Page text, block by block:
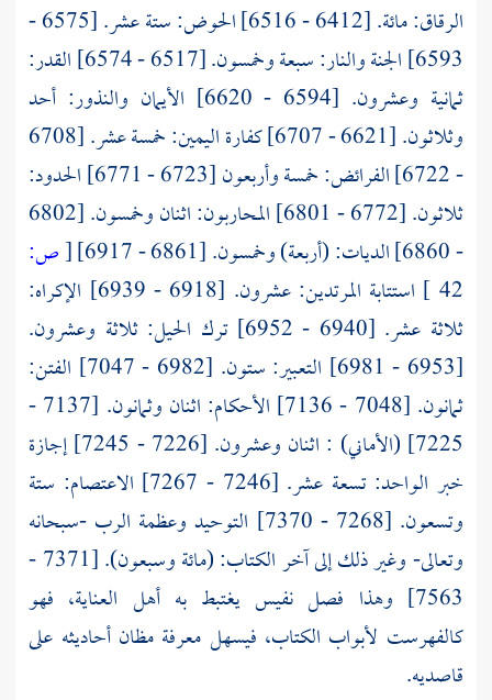
الرقاق: مائة. [6412 - 6516] الحوض: ستة عشر. [6575 -
6593] الجنة والنار: سبعة وخمسون. [6517 - 6574] القدر:
ثمانية وعشرون. [6594 - 6620] الأيمان والنذور: أحد
وثلاثون. [6621 - 6707] كفارة اليمين: خمسة عشر. [6708
- 6722] الفرائض: خمسة وأربعون [6723 - 6771] الحدود:
ثلاثون. [6772 - 6801] المحاربون: اثنان وخمسون. [6802
- 6860] الديات: (أربعة) وخمسون. [6861 - 6917]
[ص:
42 ]
استتابة المرتدين: عشرون. [6918 - 6939] الإكراه:
ثلاثة عشر. [6940 - 6952] ترك الحيل: ثلاثة وعشرون.
[6953 - 6981] التعبير: ستون. [6982 - 7047] الفتن:
ثمانون. [7048 - 7136] الأحكام: اثنان وثمانون. [7137 -
7225] (الأماني) : اثنان وعشرون. [7226 - 7245] إجازة
خبر الواحد: تسعة عشر. [7246 - 7267] الاعتصام: ستة
وتسعون. [7268 - 7370] التوحيد وعظمة الرب -سبحانه
وتعالى- وغير ذلك إلى آخر الكتاب: (مائة وسبعون). [7371 -
7563] وهذا فصل نفيس يغتبط به أهل العناية، فهو
كالفهرست لأبواب الكتاب، فيسهل معرفة مظان أحاديثه على
قاصديه.